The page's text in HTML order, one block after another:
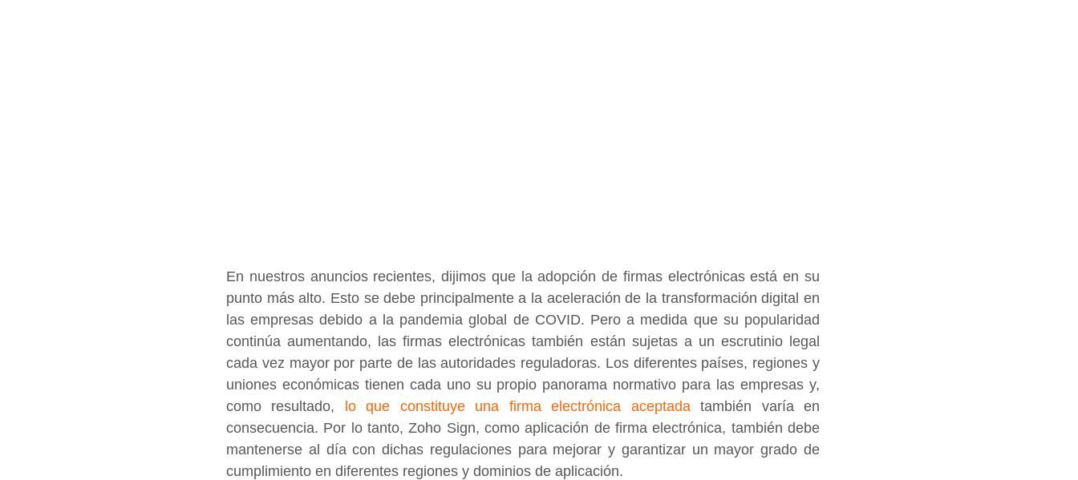
En nuestros anuncios recientes, dijimos que la adopción de firmas electrónicas está en su
punto más alto. Esto se debe principalmente a la aceleración de la transformación digital en
las empresas debido a la pandemia global de COVID. Pero a medida que su popularidad
continúa aumentando, las firmas electrónicas también están sujetas a un escrutinio legal
cada vez mayor por parte de las autoridades reguladoras. Los diferentes países, regiones y
uniones económicas tienen cada uno su propio panorama normativo para las empresas y,
como resultado, lo que constituye una firma electrónica aceptada también varía en
consecuencia. Por lo tanto, Zoho Sign, como aplicación de firma electrónica, también debe
mantenerse al día con dichas regulaciones para mejorar y garantizar un mayor grado de
cumplimiento en diferentes regiones y dominios de aplicación.